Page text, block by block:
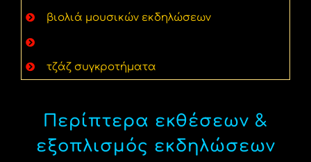
βιολιά μουσικών εκδηλώσεων
τζάζ συγκροτήματα
Περίπτερα εκθέσεων &
εξοπλισμός εκδηλώσεων